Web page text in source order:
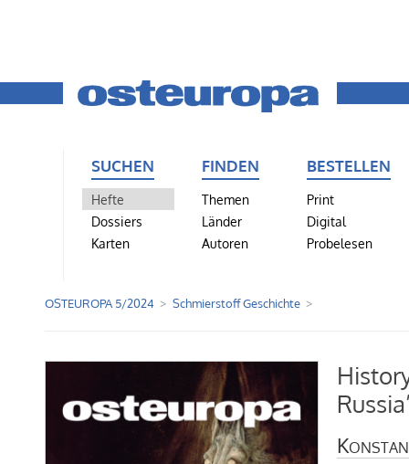
SUCHEN
Hefte
Dossiers
Karten
FINDEN
Themen
Länder
Autoren
BESTELLEN
Print
Digital
Probelesen
OSTEUROPA 5/2024 Schmierstoff Geschichte